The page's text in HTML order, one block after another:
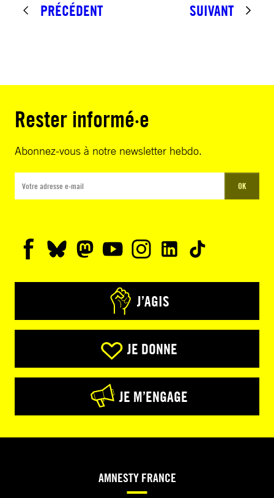
PRÉCÉDENT SUIVANT
Rester informé·e
Abonnez-vous à notre newsletter hebdo.
OK
J’AGIS
JE DONNE
JE M’ENGAGE
AMNESTY FRANCE